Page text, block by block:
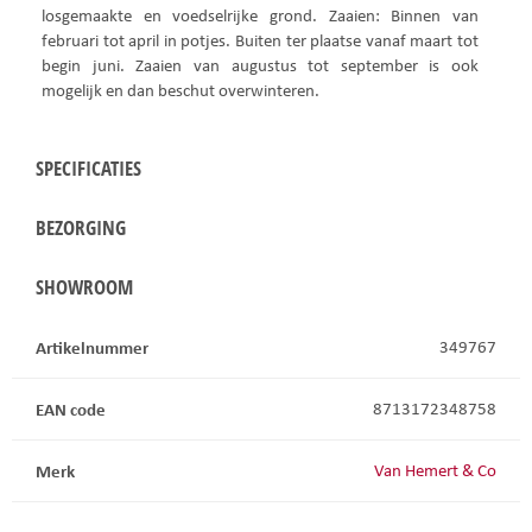
losgemaakte en voedselrijke grond. Zaaien: Binnen van
februari tot april in potjes. Buiten ter plaatse vanaf maart tot
begin juni. Zaaien van augustus tot september is ook
mogelijk en dan beschut overwinteren.
SPECIFICATIES
BEZORGING
SHOWROOM
Artikelnummer 349767
EAN code 8713172348758
Merk Van Hemert & Co